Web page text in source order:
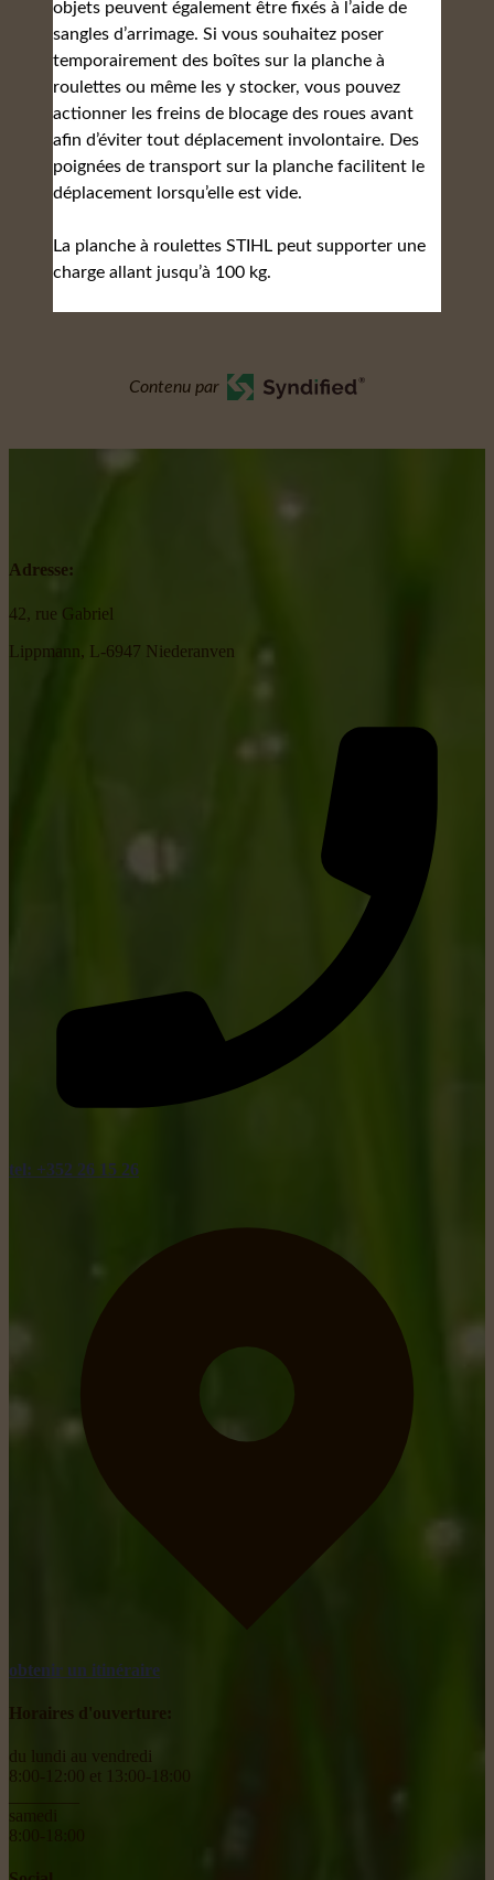
objets peuvent également être fixés à l’aide de
sangles d’arrimage. Si vous souhaitez poser
temporairement des boîtes sur la planche à
roulettes ou même les y stocker, vous pouvez
actionner les freins de blocage des roues avant
afin d’éviter tout déplacement involontaire. Des
poignées de transport sur la planche facilitent le
déplacement lorsqu’elle est vide.
La planche à roulettes STIHL peut supporter une
charge allant jusqu’à 100 kg.
Contenu par
Adresse:
42, rue Gabriel
Lippmann, L-6947 Niederanven
tel: +352 26 15 26
obtenir un itinéraire
Horaires d'ouverture:
du lundi au vendredi
8:00-12:00 et 13:00-18:00
samedi
8:00-18:00